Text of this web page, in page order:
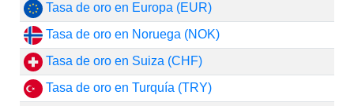
Tasa de oro en Europa (EUR)
Tasa de oro en Noruega (NOK)
Tasa de oro en Suiza (CHF)
Tasa de oro en Turquía (TRY)